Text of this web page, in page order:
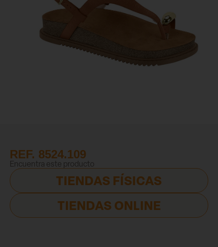
REF. 8524.109
Encuentra este producto
TIENDAS FÍSICAS
TIENDAS ONLINE